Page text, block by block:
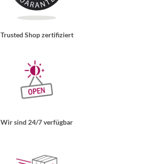
Trusted Shop zertifiziert
Wir sind 24/7 verfügbar